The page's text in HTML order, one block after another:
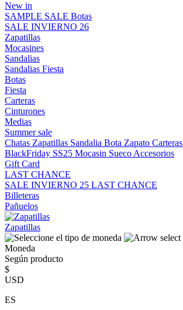
New in
SAMPLE SALE Botas
SALE INVIERNO 26
Zapatillas
Mocasines
Sandalias
Sandalias Fiesta
Botas
Fiesta
Carteras
Cinturones
Medias
Summer sale
Chatas Zapatillas Sandalia Bota Zapato Carteras
BlackFriday SS25 Mocasin Sueco Accesorios
Gift Card
LAST CHANCE
SALE INVIERNO 25 LAST CHANCE
Billeteras
Pañuelos
Zapatillas
Moneda
Según producto
$
USD
ES